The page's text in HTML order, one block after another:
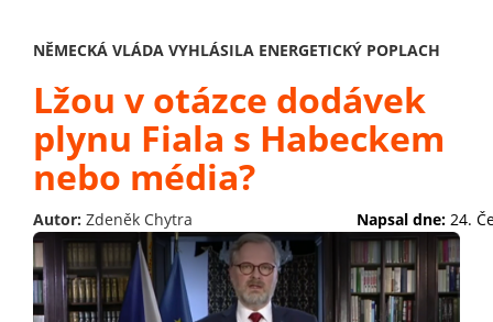
NĚMECKÁ VLÁDA VYHLÁSILA ENERGETICKÝ POPLACH
Lžou v otázce dodávek
plynu Fiala s Habeckem
nebo média?
Autor: Zdeněk Chytra Napsal dne: 24.